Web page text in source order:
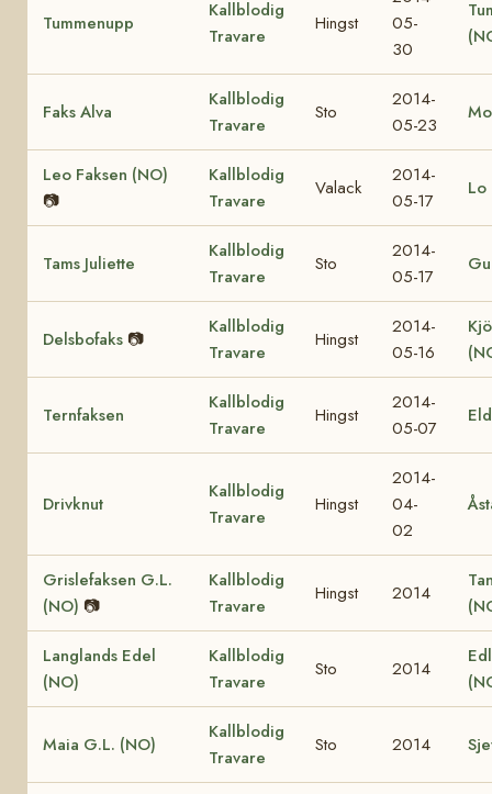
Tummenupp
Kallblodig
Travare
Hingst
05-
30
Faks Alva
Kallblodig
Travare
Sto
2014-
05-23
Leo Faksen (NO)
📷
Kallblodig
Travare
Valack
2014-
05-17
Lo
Tams Juliette
Kallblodig
Travare
Sto
2014-
05-17
Delsbofaks 📷
Kallblodig
Travare
Hingst
2014-
05-16
Ternfaksen
Kallblodig
Travare
Hingst
2014-
05-07
Drivknut
Kallblodig
Travare
Hingst
2014-
04-
02
Grislefaksen G.L.
(NO) 📷
Kallblodig
Travare
Hingst 2014
Langlands Edel
(NO)
Kallblodig
Travare
Sto 2014
Maia G.L. (NO)
Kallblodig
Travare
Sto 2014